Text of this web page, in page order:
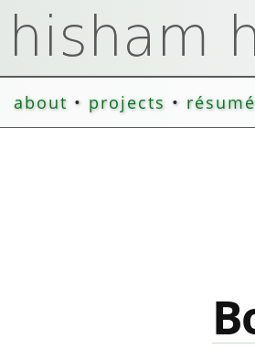
about • projects •